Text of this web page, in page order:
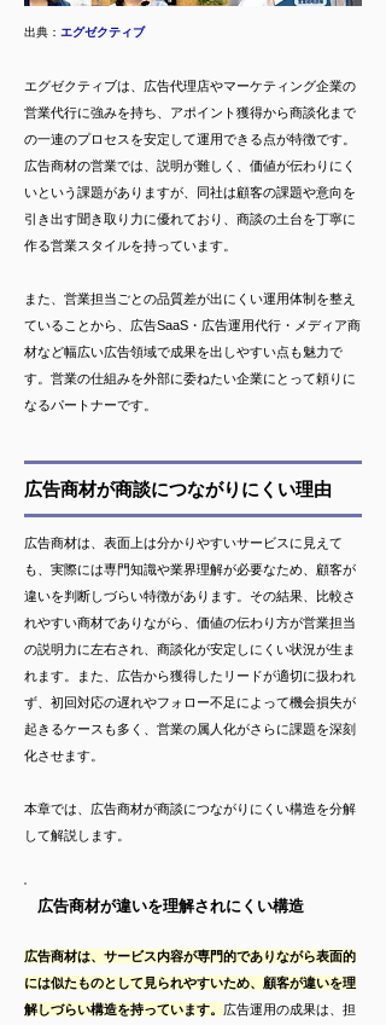
出典： エグゼクティブ
エグゼクティブは、広告代理店やマーケティング企業の
営業代行に強みを持ち、アポイント獲得から商談化まで
の一連のプロセスを安定して運用できる点が特徴です。
広告商材の営業では、説明が難しく、価値が伝わりにく
いという課題がありますが、同社は顧客の課題や意向を
引き出す聞き取り力に優れており、商談の土台を丁寧に
作る営業スタイルを持っています。
また、営業担当ごとの品質差が出にくい運用体制を整え
ていることから、広告SaaS・広告運用代行・メディア商
材など幅広い広告領域で成果を出しやすい点も魅力で
す。営業の仕組みを外部に委ねたい企業にとって頼りに
なるパートナーです。
広告商材が商談につながりにくい理由
広告商材は、表面上は分かりやすいサービスに見えて
も、実際には専門知識や業界理解が必要なため、顧客が
違いを判断しづらい特徴があります。その結果、比較さ
れやすい商材でありながら、価値の伝わり方が営業担当
の説明力に左右され、商談化が安定しにくい状況が生ま
れます。また、広告から獲得したリードが適切に扱われ
ず、初回対応の遅れやフォロー不足によって機会損失が
起きるケースも多く、営業の属人化がさらに課題を深刻
化させます。
本章では、広告商材が商談につながりにくい構造を分解
して解説します。
広告商材が違いを理解されにくい構造
広告商材は、サービス内容が専門的でありながら表面的
には似たものとして見られやすいため、顧客が違いを理
解しづらい構造を持っています。 広告運用の成果は、担